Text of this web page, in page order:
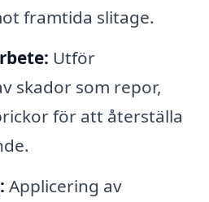
framtida slitage.
Utför
skador som repor,
för att återställa
Applicering av